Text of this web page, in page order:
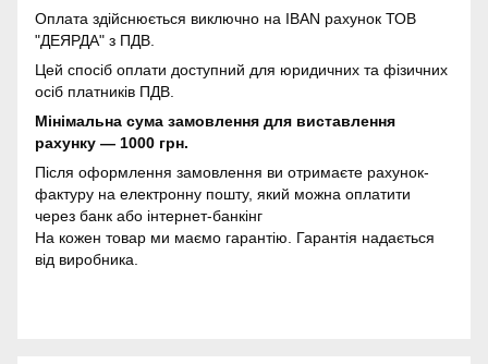
Оплата здійснюється виключно на IBAN рахунок ТОВ
"ДЕЯРДА" з ПДВ.
Цей спосіб оплати доступний для юридичних та фізичних
осіб платників ПДВ.
Мінімальна сума замовлення для виставлення
рахунку — 1000 грн.
Після оформлення замовлення ви отримаєте рахунок-
фактуру на електронну пошту, який можна оплатити
через банк або інтернет-банкінг
На кожен товар ми маємо гарантію. Гарантія надається
від виробника.